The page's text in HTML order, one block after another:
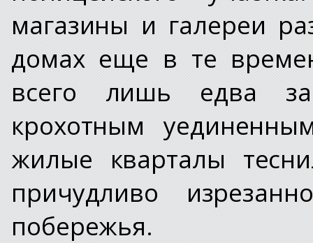
магазины и галереи
домах еще в те
всего лишь едва
крохотным
жилые кварталы
причудливо
побережья.